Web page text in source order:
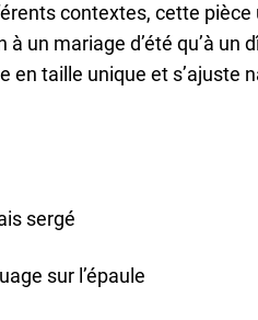
contextes, cette
à un mariage d’été qu’à
en taille unique et
sergé
sur l’épaule